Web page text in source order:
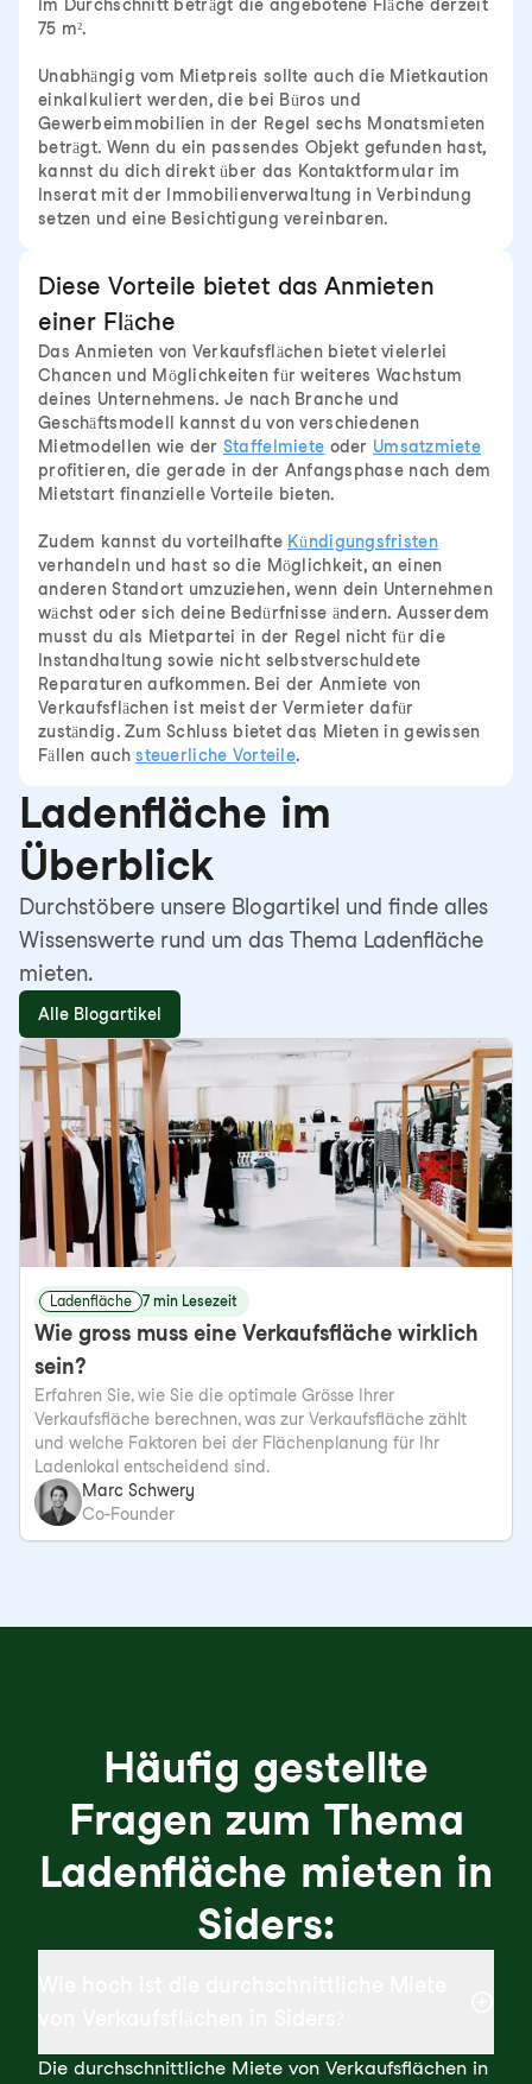
Im Durchschnitt beträgt die angebotene Fläche derzeit
75 m².
Unabhängig vom Mietpreis sollte auch die Mietkaution
einkalkuliert werden, die bei Büros und
Gewerbeimmobilien in der Regel sechs Monatsmieten
beträgt. Wenn du ein passendes Objekt gefunden hast,
kannst du dich direkt über das Kontaktformular im
Inserat mit der Immobilienverwaltung in Verbindung
setzen und eine Besichtigung vereinbaren.
Diese Vorteile bietet das Anmieten
einer Fläche
Das Anmieten von Verkaufsflächen bietet vielerlei
Chancen und Möglichkeiten für weiteres Wachstum
deines Unternehmens. Je nach Branche und
Geschäftsmodell kannst du von verschiedenen
Mietmodellen wie der Staffelmiete oder Umsatzmiete
profitieren, die gerade in der Anfangsphase nach dem
Mietstart finanzielle Vorteile bieten.
Zudem kannst du vorteilhafte Kündigungsfristen
verhandeln und hast so die Möglichkeit, an einen
anderen Standort umzuziehen, wenn dein Unternehmen
wächst oder sich deine Bedürfnisse ändern. Ausserdem
musst du als Mietpartei in der Regel nicht für die
Instandhaltung sowie nicht selbstverschuldete
Reparaturen aufkommen. Bei der Anmiete von
Verkaufsflächen ist meist der Vermieter dafür
zuständig. Zum Schluss bietet das Mieten in gewissen
Fällen auchsteuerliche Vorteile.
Ladenfläche im
Überblick
Durchstöbere unsere Blogartikel und finde alles
Wissenswerte rund um das Thema Ladenfläche
mieten.
Alle Blogartikel
Ladenfläche 7 min Lesezeit
Wie gross muss eine Verkaufsfläche wirklich
sein?
Erfahren Sie, wie Sie die optimale Grösse Ihrer
Verkaufsfläche berechnen, was zur Verkaufsfläche zählt
und welche Faktoren bei der Flächenplanung für Ihr
Ladenlokal entscheidend sind.
Marc Schwery
Co-Founder
Häufig gestellte
Fragen zum Thema
Ladenfläche mieten in
Siders:
Die durchschnittliche Miete von Verkaufsflächen in